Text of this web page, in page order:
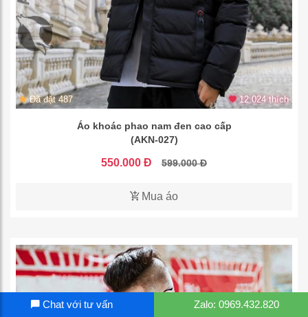
Đã đặt 487 12.024 thích
Áo khoác phao nam đen cao cấp
(AKN-027)
550.000 Đ 599.000 Đ
Mua áo
Chat với tư vấn Zalo: 0969.432.820